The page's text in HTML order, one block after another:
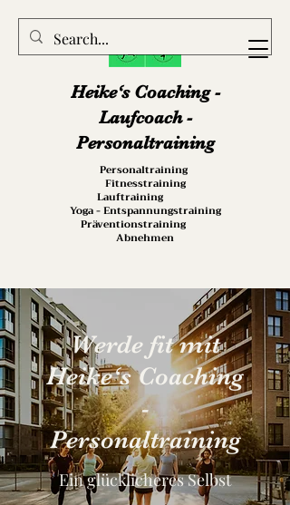
Heike‘s Coaching -
Laufcoach -
Personaltraining
Personaltraining
Fitnesstraining
Lauftraining
Yoga - Entspannungstraining
Präventionstraining
Abnehmen
Werde fit mit
Heike‘s Coaching
-
Personaltraining
Ein glücklicheres Selbst